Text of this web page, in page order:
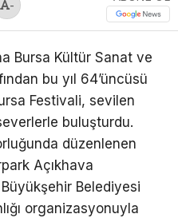
-
Bursa Kültür Sanat ve
bu yıl 64’üncüsü
Festivali, sevilen
buluşturdu.
düzenlenen
Açıkhava
Belediyesi
organizasyonuyla